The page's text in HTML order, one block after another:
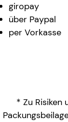
giropay
über Paypal
per Vorkasse
* Zu Risiken